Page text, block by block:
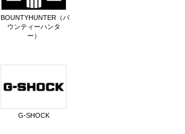
BOUNTYHUNTER（バ
ウンティーハンタ
ー）
G-SHOCK